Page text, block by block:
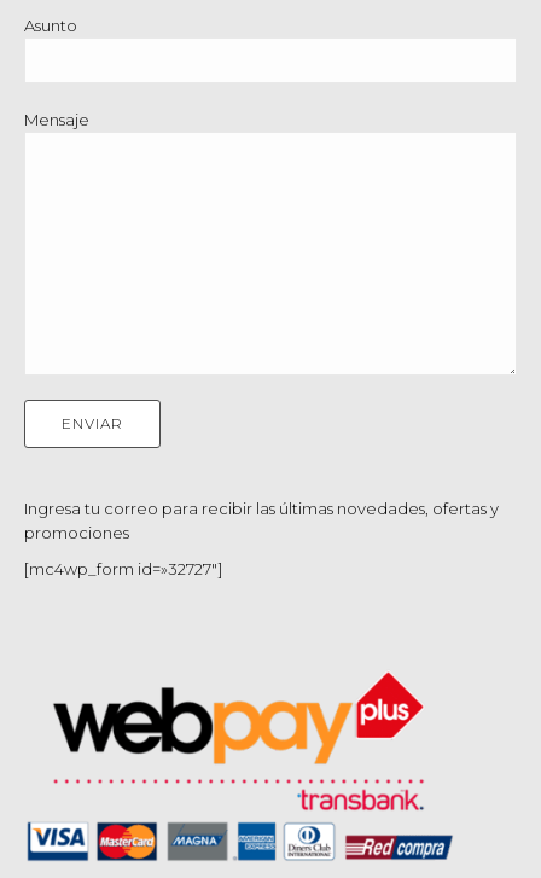
Asunto
Mensaje
Ingresa tu correo para recibir las últimas novedades, ofertas y
promociones
[mc4wp_form id=»32727″]